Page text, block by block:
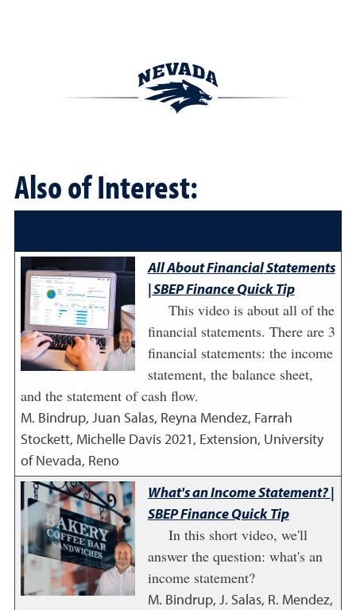
Also of Interest:
All About Financial Statements
| SBEP Finance Quick Tip
This video is about all of the
financial statements. There are 3
financial statements: the income
statement, the balance sheet,
and the statement of cash flow.
M. Bindrup, Juan Salas, Reyna Mendez, Farrah
Stockett, Michelle Davis2021, Extension, University
of Nevada, Reno
What's an Income Statement? |
SBEP Finance Quick Tip
In this short video, we'll
answer the question: what's an
income statement?
M. Bindrup, J. Salas, R. Mendez,